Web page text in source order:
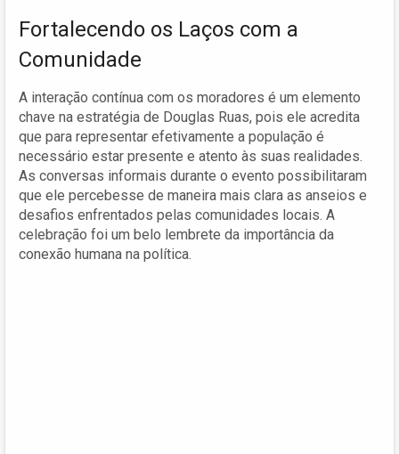
Fortalecendo os Laços com a
Comunidade
A interação contínua com os moradores é um elemento
chave na estratégia de Douglas Ruas, pois ele acredita
que para representar efetivamente a população é
necessário estar presente e atento às suas realidades.
As conversas informais durante o evento possibilitaram
que ele percebesse de maneira mais clara as anseios e
desafios enfrentados pelas comunidades locais. A
celebração foi um belo lembrete da importância da
conexão humana na política.